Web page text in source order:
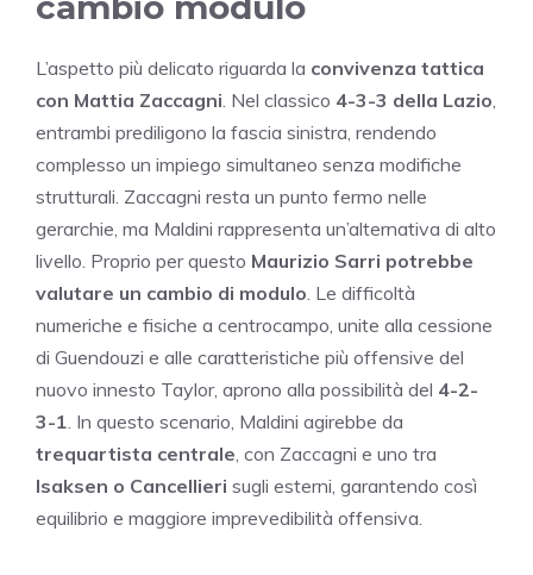
L’aspetto più delicato riguarda la convivenza tattica
con Mattia Zaccagni . Nel classico 4-3-3 della Lazio
entrambi prediligono la fascia sinistra, rendendo
complesso un impiego simultaneo senza modifiche
strutturali. Zaccagni resta un punto fermo nelle
gerarchie, ma Maldini rappresenta un’alternativa di alto
livello. Proprio per questo Maurizio Sarri potrebbe
valutare un cambio di modulo . Le difficoltà
numeriche e fisiche a centrocampo, unite alla cessione
di Guendouzi e alle caratteristiche più offensive del
nuovo innesto Taylor, aprono alla possibilità del 4-2-
3-1 . In questo scenario, Maldini agirebbe da
trequartista centrale , con Zaccagni e uno tra
Isaksen o Cancellieri sugli esterni, garantendo così
equilibrio e maggiore imprevedibilità offensiva.